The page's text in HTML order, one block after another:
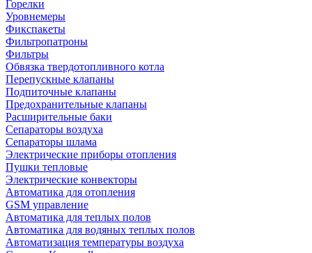
Горелки
Уровнемеры
Фикспакеты
Фильтропатроны
Фильтры
Обвязка твердотопливного котла
Перепускные клапаны
Подпиточные клапаны
Предохранительные клапаны
Расширительные баки
Сепараторы воздуха
Сепараторы шлама
Электрические приборы отопления
Пушки тепловые
Электрические конвекторы
Автоматика для отопления
GSM управление
Автоматика для теплых полов
Автоматика для водяных теплых полов
Автоматизация температуры воздуха